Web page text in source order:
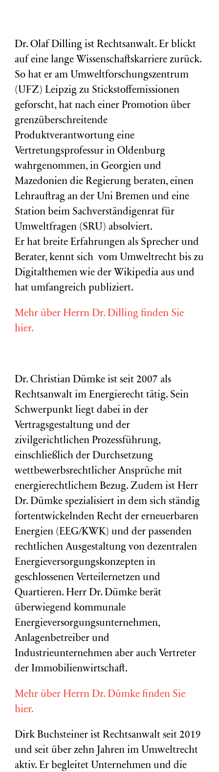
Dr. Olaf Dilling ist Rechtsanwalt. Er blickt
auf eine lange Wissenschaftskarriere zurück.
So hat er am Umweltforschungszentrum
(UFZ) Leipzig zu Stickstoffemissionen
geforscht, hat nach einer Promotion über
grenzüberschreitende
Produktverantwortung eine
Vertretungsprofessur in Oldenburg
wahrgenommen, in Georgien und
Mazedonien die Regierung beraten, einen
Lehrauftrag an der Uni Bremen und eine
Station beim Sachverständigenrat für
Umweltfragen (SRU) absolviert.
Er hat breite Erfahrungen als Sprecher und
Berater, kennt sich vom Umweltrecht bis zu
Digitalthemen wie der Wikipedia aus und
hat umfangreich publiziert.
Mehr über Herrn Dr. Dilling finden Sie
hier.
Dr. Christian Dümke ist seit 2007 als
Rechtsanwalt im Energierecht tätig. Sein
Schwerpunkt liegt dabei in der
Vertragsgestaltung und der
zivilgerichtlichen Prozessführung,
einschließlich der Durchsetzung
wettbewerbsrechtlicher Ansprüche mit
energierechtlichem Bezug. Zudem ist Herr
Dr. Dümke spezialisiert in dem sich ständig
fortentwickelnden Recht der erneuerbaren
Energien (EEG/KWK) und der passenden
rechtlichen Ausgestaltung von dezentralen
Energieversorgungskonzepten in
geschlossenen Verteilernetzen und
Quartieren. Herr Dr. Dümke berät
überwiegend kommunale
Energieversorgungsunternehmen,
Anlagenbetreiber und
Industrieunternehmen aber auch Vertreter
der Immobilienwirtschaft.
Mehr über Herrn Dr. Dümke finden Sie
hier.
Dirk Buchsteiner ist Rechtsanwalt seit 2019
und seit über zehn Jahren im Umweltrecht
aktiv. Er begleitet Unternehmen und die